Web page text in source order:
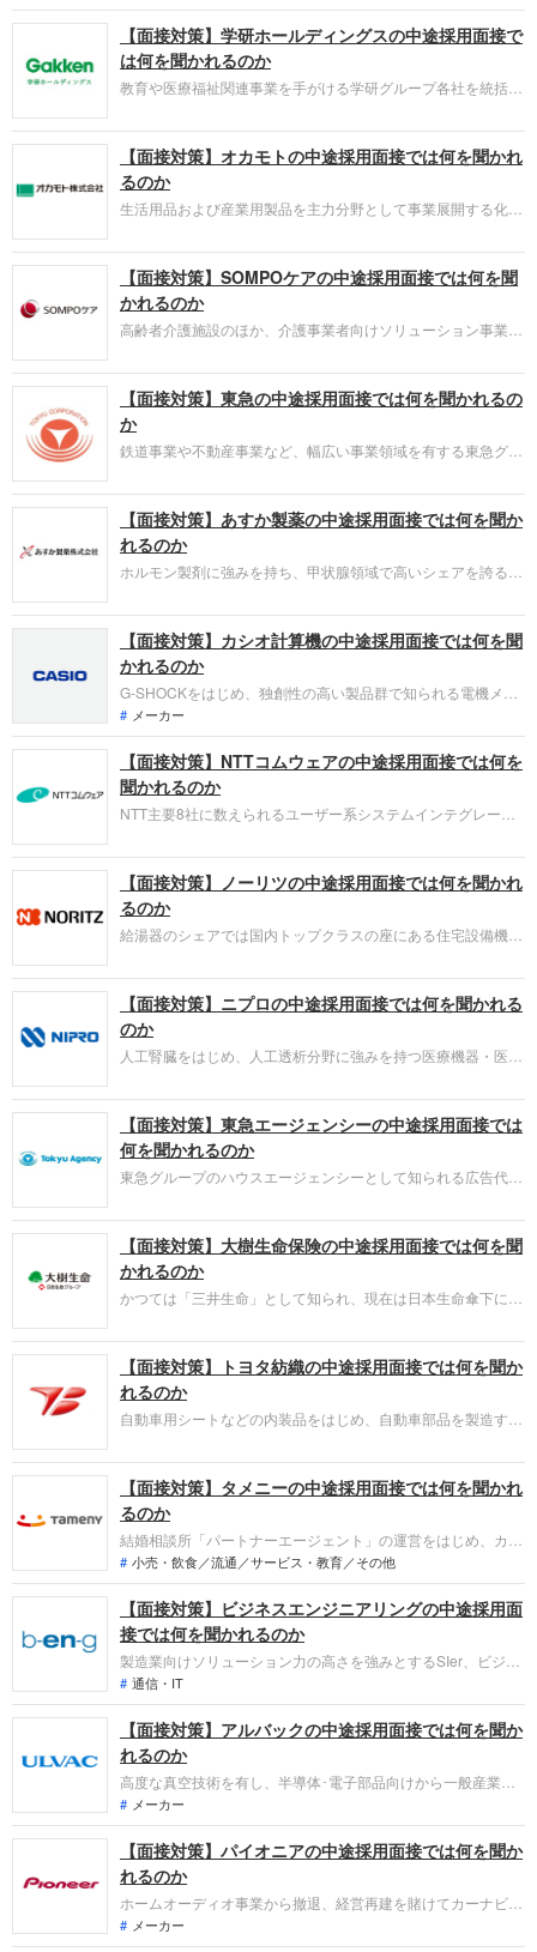
への取り組み方やこれまでの成果を具体的に問われるほか、キ
ャリアシートだけでは見えてこない「人間性」も評価されま
す。即戦力として、ともに働く仲間として多角的に評価される
ので事前にしっかり対策をすすめましょう。
【面接対策】学研ホールディングスの中途採用面接で
は何を聞かれるのか
教育や医療福祉関連事業を手がける学研グループ各社を統括す
への取り組み方やこれまでの成果を具体的に問われるほか、キ
ャリアシートだけでは見えてこない「人間性」も評価されま
す。即戦力として、ともに働く仲間として多角的に評価される
ので事前にしっかり対策をすすめましょう。
【面接対策】オカモトの中途採用面接では何を聞かれ
るのか
生活用品および産業用製品を主力分野として事業展開する化成
の取り組み方やこれまでの成果を具体的に問われるほか、キャ
リアシートだけでは見えてこない「人間性」も評価されます。
即戦力として、ともに働く仲間として多角的に評価されるので
事前にしっかり対策をすすめましょう。
【面接対策】SOMPOケアの中途採用面接では何を聞
かれるのか
高齢者介護施設のほか、介護事業者向けソリューション事業も
の取り組み方やこれまでの成果を具体的に問われるほか、キャ
リアシートだけでは見えてこない「人間性」も評価されます。
即戦力として、ともに働く仲間として多角的に評価されるので
事前にしっかり対策をすすめましょう。
【面接対策】東急の中途採用面接では何を聞かれるの
か
鉄道事業や不動産事業など、幅広い事業領域を有する東急グル
取り組み方やこれまでの成果を具体的に問われるほか、キャリ
アシートだけでは見えてこない「人間性」も評価されます。即
戦力として、ともに働く仲間として多角的に評価されるので事
前にしっかり対策をすすめましょう。
【面接対策】あすか製薬の中途採用面接では何を聞か
れるのか
ホルモン製剤に強みを持ち、甲状腺領域で高いシェアを誇る製
取り組み方やこれまでの成果を具体的に問われるほか、キャリ
アシートだけでは見えてこない「人間性」も評価されます。即
戦力として、ともに働く仲間として多角的に評価されるので事
前にしっかり対策をすすめましょう。
【面接対策】カシオ計算機の中途採用面接では何を聞
かれるのか
G-SHOCKをはじめ、独創性の高い製品群で知られる電機メー
カー、カシオ計算機。採用面接は新卒の場合と違い、仕事への
取り組み方やこれまでの成果を具体的に問われるほか、キャリ
アシートだけでは見えてこない「人間性」も評価されます。即
戦力として、ともに働く仲間として多角的に評価されるので事
前にしっかり対策をすすめましょう。
メーカー
【面接対策】NTTコムウェアの中途採用面接では何を
聞かれるのか
NTT主要8社に数えられるユーザー系システムインテグレー
取り組み方やこれまでの成果を具体的に問われるほか、キャリ
アシートだけでは見えてこない「人間性」も評価されます。即
戦力として、ともに働く仲間として多角的に評価されるので事
前にしっかり対策をすすめましょう。
【面接対策】ノーリツの中途採用面接では何を聞かれ
るのか
給湯器のシェアでは国内トップクラスの座にある住宅設備機器
取り組み方やこれまでの成果を具体的に問われるほか、キャリ
アシートだけでは見えてこない「人間性」も評価されます。即
戦力として、ともに働く仲間として多角的に評価されるので事
前にしっかり対策をすすめましょう。
【面接対策】ニプロの中途採用面接では何を聞かれる
のか
人工腎臓をはじめ、人工透析分野に強みを持つ医療機器・医薬
取り組み方やこれまでの成果を具体的に問われるほか、キャリ
アシートだけでは見えてこない「人間性」も評価されます。即
戦力として、ともに働く仲間として多角的に評価されるので事
前にしっかり対策をすすめましょう。
【面接対策】東急エージェンシーの中途採用面接では
何を聞かれるのか
東急グループのハウスエージェンシーとして知られる広告代理
への取り組み方やこれまでの成果を具体的に問われるほか、キ
ャリアシートだけでは見えてこない「人間性」も評価されま
す。即戦力として、ともに働く仲間として多角的に評価される
ので事前にしっかり対策をすすめましょう。
【面接対策】大樹生命保険の中途採用面接では何を聞
かれるのか
かつては「三井生命」として知られ、現在は日本生命傘下にあ
組み方やこれまでの成果を具体的に問われるほか、キャリアシ
ートだけでは見えてこない「人間性」も評価されます。即戦力
として、ともに働く仲間として多角的に評価されるので事前に
しっかり対策をすすめましょう。
【面接対策】トヨタ紡織の中途採用面接では何を聞か
れるのか
自動車用シートなどの内装品をはじめ、自動車部品を製造する
方やこれまでの成果を具体的に問われるほか、キャリアシート
だけでは見えてこない「人間性」も評価されます。即戦力とし
て、ともに働く仲間として多角的に評価されるので事前にしっ
かり対策をすすめましょう。
【面接対策】タメニーの中途採用面接では何を聞かれ
るのか
結婚相談所「パートナーエージェント」の運営をはじめ、カジ
ュアルウェディングや二次会のプロデュースなどでも知られる
タメニーへの転職。中途採用面接では、これまでの仕事内容や
成果、今後のキャリアビジョンを具体的に問われるほか、「人
となり」も評価されます。事前対策をしっかりして自分を出し
切り、転職を成功させましょう。
小売・飲食／流通／サービス・教育／その他
【面接対策】ビジネスエンジニアリングの中途採用面
接では何を聞かれるのか
製造業向けソリューション力の高さを強みとするSIer、ビジネ
スエンジニアリング（以下、B-EN-G）への転職。への転職。
中途採用面接では、これまでの仕事内容や成果、今後のキャリ
アビジョンを具体的に問われるほか、「人となり」も評価され
ます。事前対策をしっかりして自分を出し切り、転職を成功さ
せましょう。
通信・IT
【面接対策】アルバックの中途採用面接では何を聞か
れるのか
高度な真空技術を有し、半導体･電子部品向けから一般産業機
器向けまで、幅広い業界に製品提供する真空装置業界大手、ア
ルバックへの転職。中途採用面接では、これまでの仕事内容や
成果、今後のキャリアビジョンを具体的に問われるほか、「人
となり」も評価されます。事前対策をしっかりして自分を出し
切り、転職を成功させましょう。
メーカー
【面接対策】パイオニアの中途採用面接では何を聞か
れるのか
ホームオーディオ事業から撤退、経営再建を賭けてカーナビシ
ステムなどの自動車関連機器に特化した事業展開をおこなうパ
イオニアへの転職。中途採用面接では、これまでの仕事内容や
メーカー